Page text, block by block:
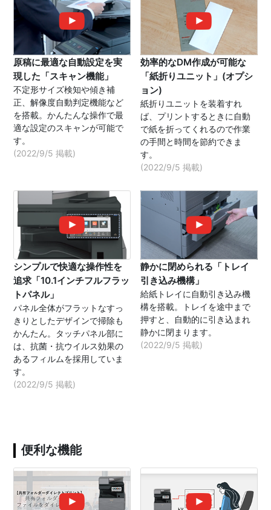
原稿に最適な自動設定を実
現した「スキャン機能」
不定形サイズ検知や傾き補
正、解像度自動判定機能など
を搭載。かんたんな操作で最
適な設定のスキャンが可能で
す。
(2022/9/5 掲載)
効率的なDM作成が可能な
「紙折りユニット」(オプシ
ョン)
紙折りユニットを装着すれ
ば、プリントするときに自動
で紙を折ってくれるので作業
の手間と時間を節約できま
す。
(2022/9/5 掲載)
シンプルで快適な操作性を
追求「10.1インチフルフラッ
トパネル」
パネル全体がフラットなすっ
きりとしたデザインで掃除も
かんたん。タッチパネル部に
は、抗菌・抗ウイルス効果の
あるフィルムを採用していま
す。
(2022/9/5 掲載)
静かに閉められる「トレイ
引き込み機構」
給紙トレイに自動引き込み機
構を搭載。トレイを途中まで
押すと、自動的に引き込まれ
静かに閉まります。
(2022/9/5 掲載)
便利な機能